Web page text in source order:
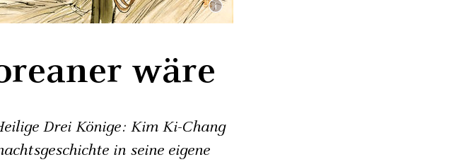
wäre
Drei Könige: Kim Ki-Chang
in seine eigene